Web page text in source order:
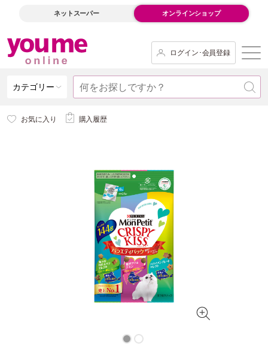
ネットスーパー オンラインショップ
ログイン･会員登録
カテゴリー
お気に入り 購入履歴